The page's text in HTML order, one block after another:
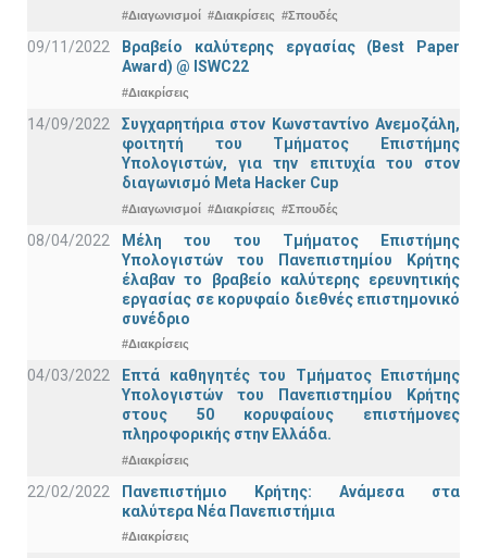
#Διαγωνισμοί #Διακρίσεις #Σπουδές
09/11/2022
Βραβείο καλύτερης εργασίας (Best Paper
Award) @ ISWC22
#Διακρίσεις
14/09/2022
Συγχαρητήρια στον Κωνσταντίνο Ανεμοζάλη,
φοιτητή του Τμήματος Επιστήμης
Υπολογιστών, για την επιτυχία του στον
διαγωνισμό Meta Hacker Cup
#Διαγωνισμοί #Διακρίσεις #Σπουδές
08/04/2022
Μέλη του του Τμήματος Επιστήμης
Υπολογιστών του Πανεπιστημίου Κρήτης
έλαβαν το βραβείο καλύτερης ερευνητικής
εργασίας σε κορυφαίο διεθνές επιστημονικό
συνέδριο
#Διακρίσεις
04/03/2022
Επτά καθηγητές του Τμήματος Επιστήμης
Υπολογιστών του Πανεπιστημίου Κρήτης
στους 50 κορυφαίους επιστήμονες
πληροφορικής στην Ελλάδα.
#Διακρίσεις
22/02/2022
Πανεπιστήμιο Κρήτης: Ανάμεσα στα
καλύτερα Νέα Πανεπιστήμια
#Διακρίσεις